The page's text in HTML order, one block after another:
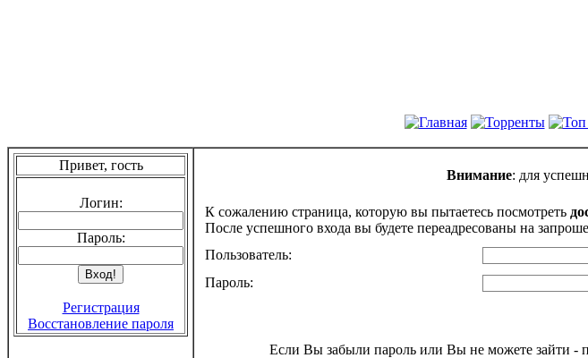
Привет, гость
Логин:
Пароль:
Регистрация
Восстановление пароля
Внимание: для
К сожалению страница, которую вы пытаетесь посмотреть
После успешного входа вы будете переадресованы на
Пользователь:
Пароль:
Если Вы забыли пароль или Вы не можете зайти -